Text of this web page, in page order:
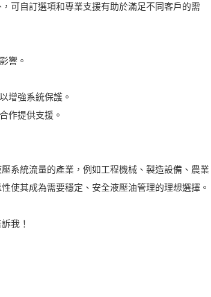
可自訂選項和專業支援有助於滿足不同客戶的需
響。
增強系統保護。
作提供支援。
系統流量的產業，例如工程機械、製造設備、農業
使其成為需要穩定、安全液壓油管理的理想選擇。
我！